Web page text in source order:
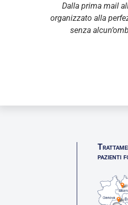
Dalla prima mail
organizzato alla
senza
pazienti